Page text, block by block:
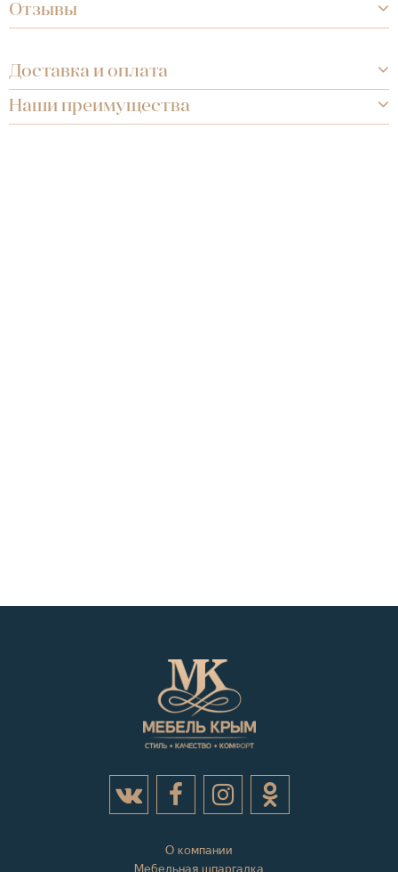
Отзывы
Доставка и оплата
Наши преимущества
О компании
Мебельная шпаргалка